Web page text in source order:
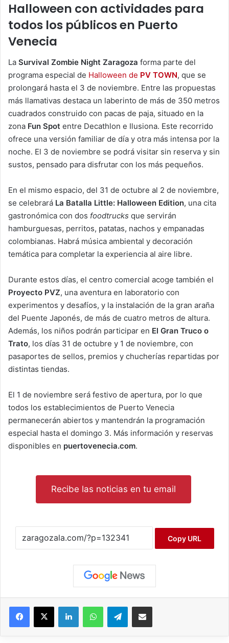
Halloween con actividades para
todos los públicos en Puerto
Venecia
La Survival Zombie Night Zaragoza forma parte del
programa especial de Halloween de PV TOWN, que se
prolongará hasta el 3 de noviembre. Entre las propuestas
más llamativas destaca un laberinto de más de 350 metros
cuadrados construido con pacas de paja, situado en la
zona Fun Spot entre Decathlon e Ilusiona. Este recorrido
ofrece una versión familiar de día y otra más intensa por la
noche. El 3 de noviembre se podrá visitar sin reserva y sin
sustos, pensado para disfrutar con los más pequeños.
En el mismo espacio, del 31 de octubre al 2 de noviembre,
se celebrará La Batalla Little: Halloween Edition, una cita
gastronómica con dos foodtrucks que servirán
hamburguesas, perritos, patatas, nachos y empanadas
colombianas. Habrá música ambiental y decoración
temática para completar la experiencia al aire libre.
Durante estos días, el centro comercial acoge también el
Proyecto PVZ, una aventura en laboratorio con
experimentos y desafíos, y la instalación de la gran araña
del Puente Japonés, de más de cuatro metros de altura.
Además, los niños podrán participar en El Gran Truco o
Trato, los días 31 de octubre y 1 de noviembre, con
pasaportes de sellos, premios y chucherías repartidas por
distintas tiendas.
El 1 de noviembre será festivo de apertura, por lo que
todos los establecimientos de Puerto Venecia
permanecerán abiertos y mantendrán la programación
especial hasta el domingo 3. Más información y reservas
disponibles en puertovenecia.com.
Recibe las noticias en tu email
Copy URL
Telegram